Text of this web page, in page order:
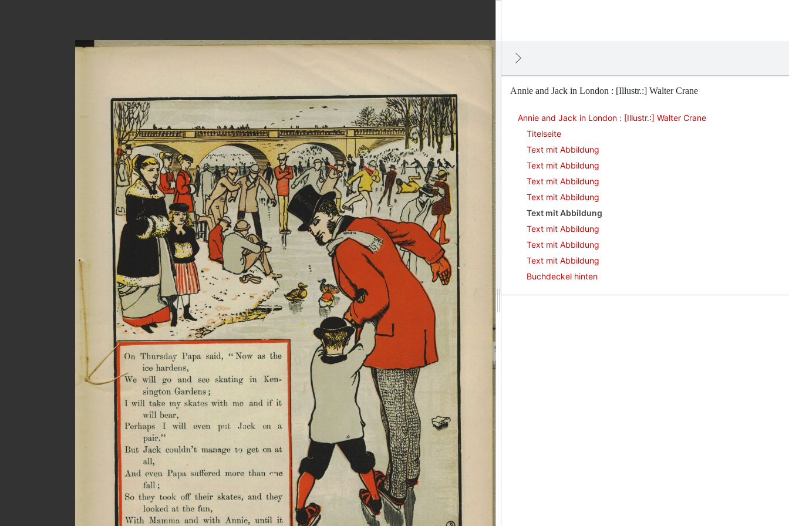
Annie and Jack in London : [Illustr.:] Walter Crane
Annie and Jack in London : [Illustr.:] Walter Crane
Titelseite
Text mit Abbildung
Text mit Abbildung
Text mit Abbildung
Text mit Abbildung
Text mit Abbildung
Text mit Abbildung
Text mit Abbildung
Text mit Abbildung
Buchdeckel hinten